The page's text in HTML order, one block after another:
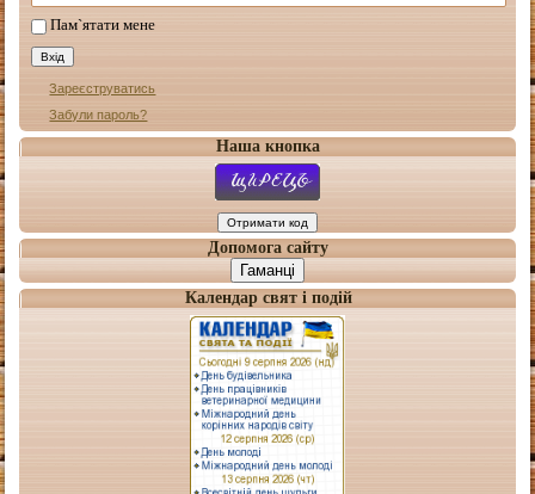
Пам`ятати мене
Зареєструватись
Забули пароль?
Наша кнопка
Допомога сайту
Гаманці
Календар свят і подій